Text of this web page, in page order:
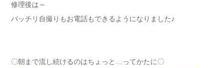
修理後は～
バッチリ自撮りもお電話もできるようになりました♪
〇朝まで流し続けるのはちょっと…ってかたに〇